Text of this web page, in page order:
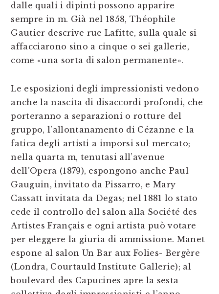
dalle quali i dipinti possono apparire
sempre in m. Già nel 1858, Théophile
Gautier descrive rue Lafitte, sulla quale si
affacciarono sino a cinque o sei gallerie,
come «una sorta di salon permanente».
Le esposizioni degli impressionisti vedono
anche la nascita di disaccordi profondi, che
porteranno a separazioni o rotture del
gruppo, l’allontanamento di Cézanne e la
fatica degli artisti a imporsi sul mercato;
nella quarta m, tenutasi all’avenue
dell’Opera (1879), espongono anche Paul
Gauguin, invitato da Pissarro, e Mary
Cassatt invitata da Degas; nel 1881 lo stato
cede il controllo del salon alla Société des
Artistes Français e ogni artista può votare
per eleggere la giuria di ammissione. Manet
espone al salon Un Bar aux Folies- Bergère
(Londra, Courtauld Institute Gallerie); al
boulevard des Capucines apre la sesta